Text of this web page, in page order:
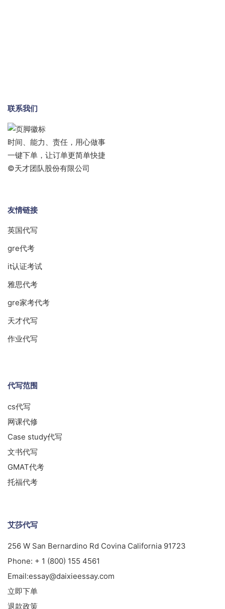
联系我们
时间、能力、责任，用心做事
一键下单，让订单更简单快捷
©天才团队股份有限公司
友情链接
英国代写
gre代考
it认证考试
雅思代考
gre家考代考
天才代写
作业代写
代写范围
cs代写
网课代修
Case study代写
文书代写
GMAT代考
托福代考
艾莎代写
256 W San Bernardino Rd Covina California 91723
Phone: + 1 (800) 155 4561
Email:essay@daixieessay.com
立即下单
退款政策